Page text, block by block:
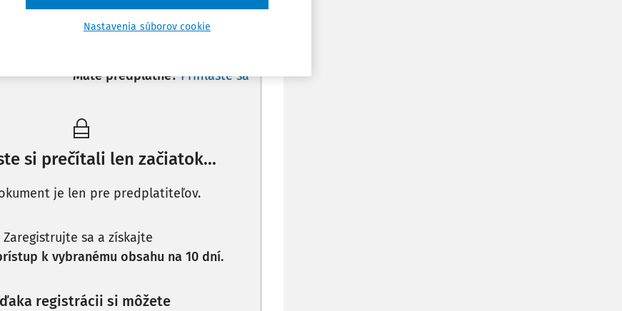
I-----------------------I
Máte predplatné? Prihláste sa
si prečítali len začiatok...
je len pre predplatiteľov.
Zaregistrujte sa a získajte
k vybranému obsahu na 10 dní.
registrácii si môžete
Nastavenia súborov cookie